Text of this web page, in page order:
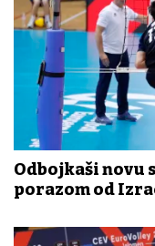
Odbojkaši novu
porazom od